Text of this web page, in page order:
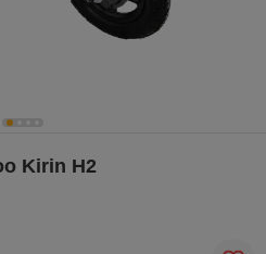
Kirin H2